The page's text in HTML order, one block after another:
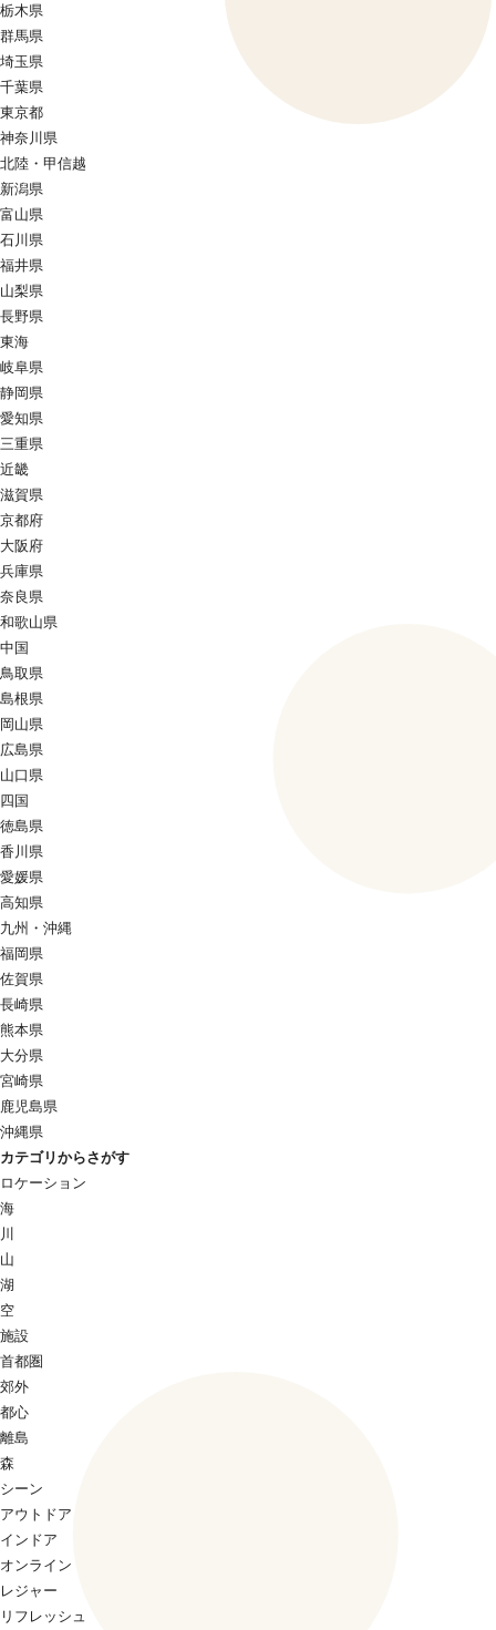
栃木県
群馬県
埼玉県
千葉県
東京都
神奈川県
北陸・甲信越
新潟県
富山県
石川県
福井県
山梨県
長野県
東海
岐阜県
静岡県
愛知県
三重県
近畿
滋賀県
京都府
大阪府
兵庫県
奈良県
和歌山県
中国
鳥取県
島根県
岡山県
広島県
山口県
四国
徳島県
香川県
愛媛県
高知県
九州・沖縄
福岡県
佐賀県
長崎県
熊本県
大分県
宮崎県
鹿児島県
沖縄県
カテゴリからさがす
ロケーション
海
川
山
湖
空
施設
首都圏
郊外
都心
離島
森
シーン
アウトドア
インドア
オンライン
レジャー
リフレッシュ